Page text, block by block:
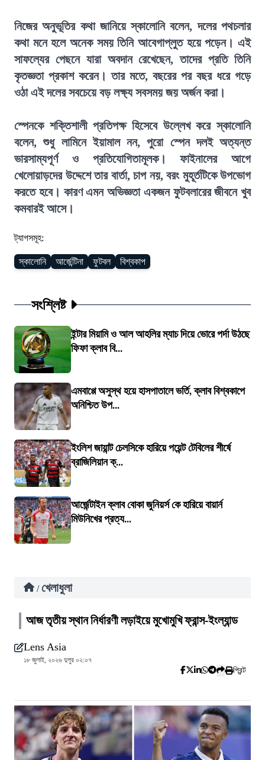
নিজের অনুভূতির কথা জানিয়ে স্কালোনি বলেন, দলের পথচলার
কথা মনে হলে অনেক সময় তিনি আবেগাপ্লুত হয়ে পড়েন। এই
সাফল্যের পেছনে যারা অবদান রেখেছেন, তাদের প্রতি তিনি
কৃতজ্ঞতা প্রকাশ করেন। তার মতে, বছরের পর বছর ধরে গড়ে
ওঠা এই দলের সবচেয়ে বড় লক্ষ্য সবসময় জয় অর্জন করা।
স্পেনকে শক্তিশালী প্রতিপক্ষ হিসেবে উল্লেখ করে স্কালোনি
বলেন, শুধু লামিনে ইয়ামাল নন, পুরো স্পেন দলই অত্যন্ত
ভারসাম্যপূর্ণ ও প্রতিযোগিতামূলক। ফাইনালের আগে
খেলোয়াড়দের উদ্দেশে তার বার্তা, চাপ নয়, বরং মুহূর্তটিকে উপভোগ
করতে হবে। কারণ এমন অভিজ্ঞতা একজন ফুটবলারের জীবনে খুব
কমবারই আসে।
ট্যাগসমূহ:
স্কালোনি আর্জেন্টিনা ফুটবল বিশ্বকাপ
সংশ্লিষ্ট
ইন্টার মিয়ামি ও আল আহলির ম্যাচ দিয়ে ভোরে পর্দা উঠছে
ফিফা ক্লাব বি...
এমবাপ্পে অসুস্থ হয়ে হাসপাতালে ভর্তি, ক্লাব বিশ্বকাপে
অনিশ্চিত উপ...
ইংলিশ জায়ান্ট চেলসিকে হারিয়ে পয়েন্ট টেবিলের শীর্ষে
ব্রাজিলিয়ান ক্...
আর্জেন্টাইন ক্লাব বোকা জুনিয়র্স কে হারিয়ে বায়ার্ন
মিউনিখের প্রত্য...
/ খেলাধুলা
আজ তৃতীয় স্থান নির্ধারণী লড়াইয়ে মুখোমুখি ফ্রান্স-ইংল্যান্ড
Lens Asia
১৮ জুলাই, ২০২৬ দুপুর ০২:০৭
প্রিন্ট